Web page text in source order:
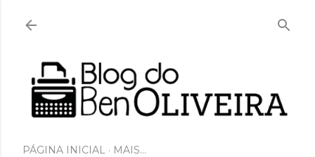
PÁGINA INICIAL MAIS…